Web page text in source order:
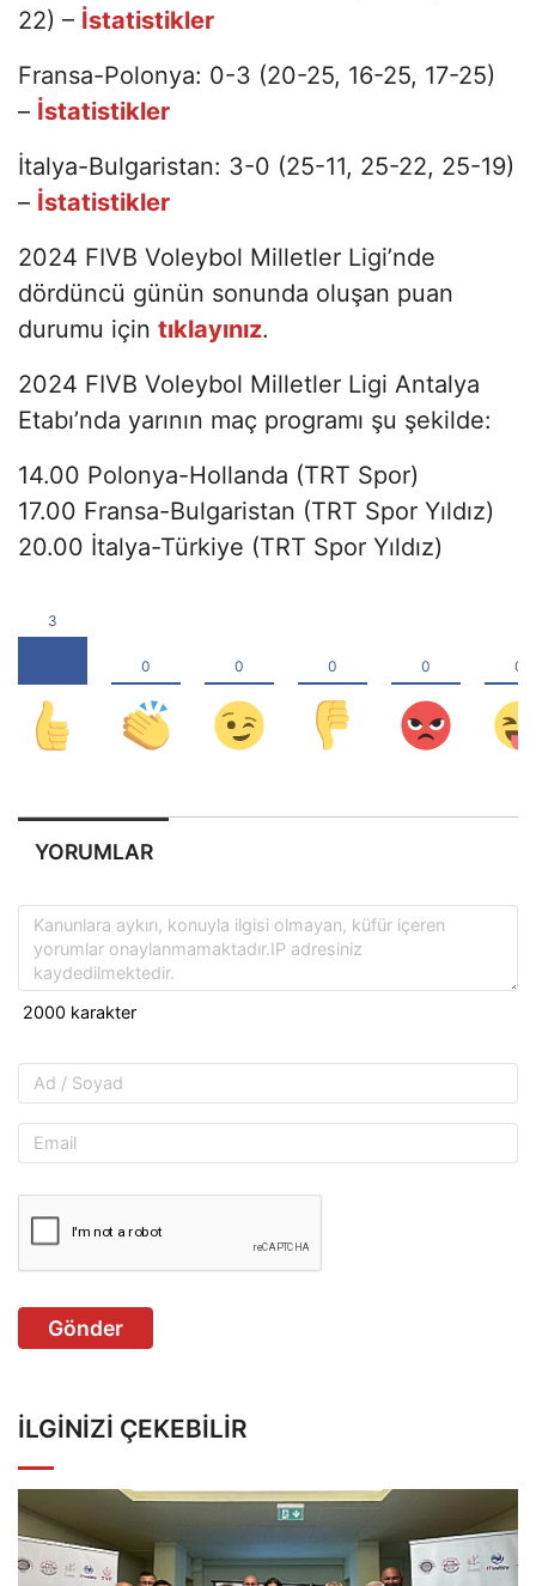
22) – İstatistikler
Fransa-Polonya: 0-3 (20-25, 16-25, 17-25)
– İstatistikler
İtalya-Bulgaristan: 3-0 (25-11, 25-22, 25-19)
– İstatistikler
2024 FIVB Voleybol Milletler Ligi’nde
dördüncü günün sonunda oluşan puan
durumu için tıklayınız.
2024 FIVB Voleybol Milletler Ligi Antalya
Etabı’nda yarının maç programı şu şekilde:
14.00 Polonya-Hollanda (TRT Spor)
17.00 Fransa-Bulgaristan (TRT Spor Yıldız)
20.00 İtalya-Türkiye (TRT Spor Yıldız)
YORUMLAR
Gönder
İLGINIZI ÇEKEBILIR